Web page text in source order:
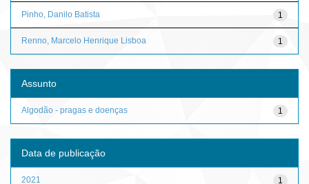
1
Pinho, Danilo Batista
1
Renno, Marcelo Henrique Lisboa
Assunto
1
Algodão - pragas e doenças
Data de publicação
1
2021